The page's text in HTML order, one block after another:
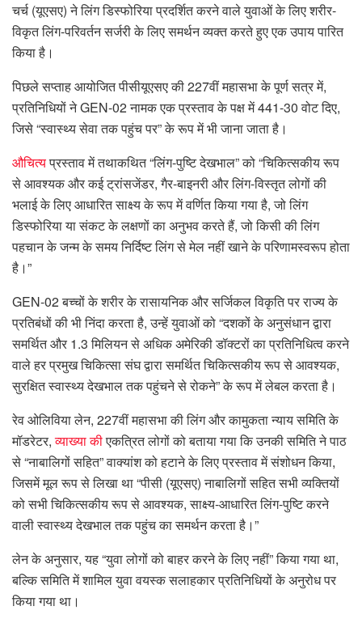
चर्च (यूएसए) ने लिंग डिस्फोरिया प्रदर्शित करने वाले युवाओं के लिए शरीर-
विकृत लिंग-परिवर्तन सर्जरी के लिए समर्थन व्यक्त करते हुए एक उपाय पारित
किया है।
पिछले सप्ताह आयोजित पीसीयूएसए की 227वीं महासभा के पूर्ण सत्र में,
प्रतिनिधियों ने GEN-02 नामक एक प्रस्ताव के पक्ष में 441-30 वोट दिए,
जिसे “स्वास्थ्य सेवा तक पहुंच पर” के रूप में भी जाना जाता है।
औचित्यप्रस्ताव में तथाकथित “लिंग-पुष्टि देखभाल” को “चिकित्सकीय रूप
से आवश्यक और कई ट्रांसजेंडर, गैर-बाइनरी और लिंग-विस्तृत लोगों की
भलाई के लिए आधारित साक्ष्य के रूप में वर्णित किया गया है, जो लिंग
डिस्फोरिया या संकट के लक्षणों का अनुभव करते हैं, जो किसी की लिंग
पहचान के जन्म के समय निर्दिष्ट लिंग से मेल नहीं खाने के परिणामस्वरूप होता
है।”
GEN-02 बच्चों के शरीर के रासायनिक और सर्जिकल विकृति पर राज्य के
प्रतिबंधों की भी निंदा करता है, उन्हें युवाओं को “दशकों के अनुसंधान द्वारा
समर्थित और 1.3 मिलियन से अधिक अमेरिकी डॉक्टरों का प्रतिनिधित्व करने
वाले हर प्रमुख चिकित्सा संघ द्वारा समर्थित चिकित्सकीय रूप से आवश्यक,
सुरक्षित स्वास्थ्य देखभाल तक पहुंचने से रोकने” के रूप में लेबल करता है।
रेव ओलिविया लेन, 227वीं महासभा की लिंग और कामुकता न्याय समिति के
मॉडरेटर,व्याख्या कीएकत्रित लोगों को बताया गया कि उनकी समिति ने पाठ
से “नाबालिगों सहित” वाक्यांश को हटाने के लिए प्रस्ताव में संशोधन किया,
जिसमें मूल रूप से लिखा था “पीसी (यूएसए) नाबालिगों सहित सभी व्यक्तियों
को सभी चिकित्सकीय रूप से आवश्यक, साक्ष्य-आधारित लिंग-पुष्टि करने
वाली स्वास्थ्य देखभाल तक पहुंच का समर्थन करता है।”
लेन के अनुसार, यह “युवा लोगों को बाहर करने के लिए नहीं” किया गया था,
बल्कि समिति में शामिल युवा वयस्क सलाहकार प्रतिनिधियों के अनुरोध पर
किया गया था।